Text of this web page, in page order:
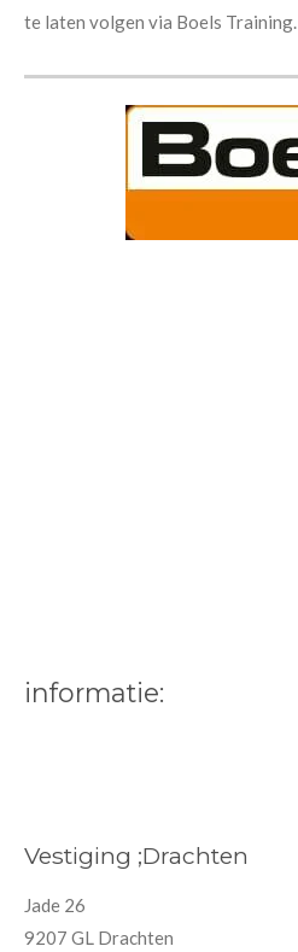
te laten volgen via Boels Training.
informatie:
Vestiging ;Drachten
Jade 26
9207 GL Drachten